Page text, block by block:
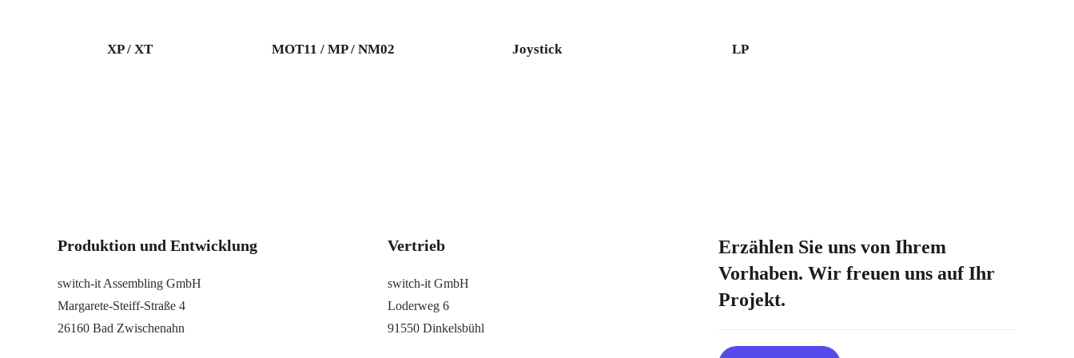
XP / XT MOT11 / MP / NM02 Joystick LP
Produktion und Entwicklung
switch-it Assembling GmbH
Margarete-Steiff-Straße 4
26160 Bad Zwischenahn
Vertrieb
switch-it GmbH
Loderweg 6
91550 Dinkelsbühl
Erzählen Sie uns von Ihrem
Vorhaben. Wir freuen uns auf Ihr
Projekt.